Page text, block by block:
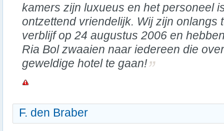
kamers zijn luxueus en het personeel
ontzettend vriendelijk. Wij zijn onlangs
verblijf op 24 augustus 2006 en
Ria Bol zwaaien naar iedereen die
geweldige hotel te gaan!
F. den Braber